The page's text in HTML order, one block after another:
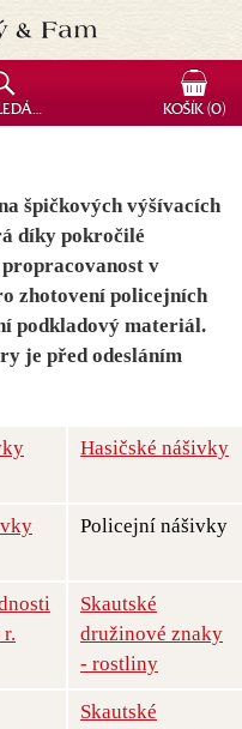
špičkových výšívacích
díky pokročilé
v
zhotovení policejních
podkladový materiál.
je před odesláním
Hasičské nášivky
Policejní nášivky
Skautské
družinové znaky
- rostliny
Skautské
KOŠÍK(0)